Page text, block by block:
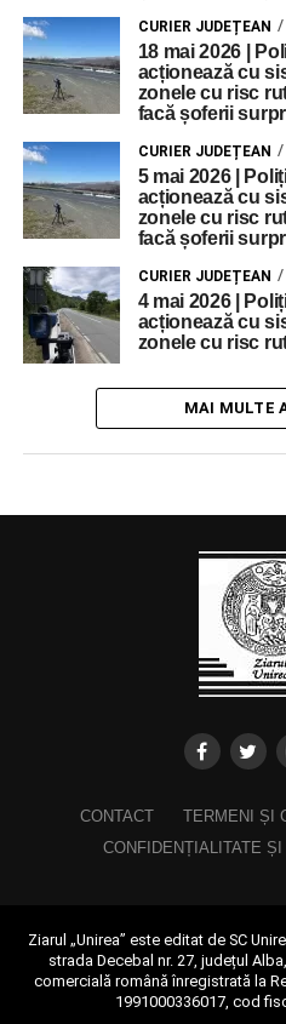
CURIER JUDEȚEAN
18 mai 2026 |
acționează cu
zonele cu risc
facă șoferii
CURIER JUDEȚEAN
5 mai 2026 |
acționează cu
zonele cu risc
facă șoferii
CURIER JUDEȚEAN
4 mai 2026 |
acționează cu
zonele cu risc
MAI MULTE
CONTACT
TERMENI ȘI
CONFIDENȚIALITATE
Ziarul „Unirea” este editat de SC
strada Decebal nr. 27, județul
comercială română înregistrată la
1991000336017, cod